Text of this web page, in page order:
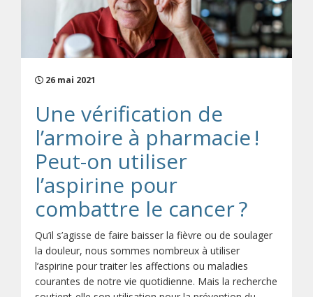
26 mai 2021
Une vérification de
l’armoire à pharmacie !
Peut-on utiliser
l’aspirine pour
combattre le cancer ?
Qu’il s’agisse de faire baisser la fièvre ou de soulager
la douleur, nous sommes nombreux à utiliser
l’aspirine pour traiter les affections ou maladies
courantes de notre vie quotidienne. Mais la recherche